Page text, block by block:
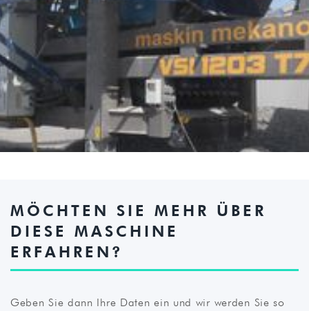
MÖCHTEN SIE MEHR ÜBER
DIESE MASCHINE
ERFAHREN?
Geben Sie dann Ihre Daten ein und wir werden Sie so